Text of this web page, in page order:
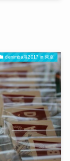
denimba展2017 in 東京